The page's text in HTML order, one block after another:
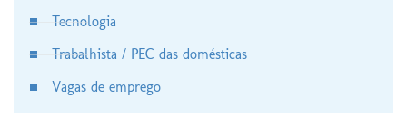
Tecnologia
Trabalhista / PEC das domésticas
Vagas de emprego